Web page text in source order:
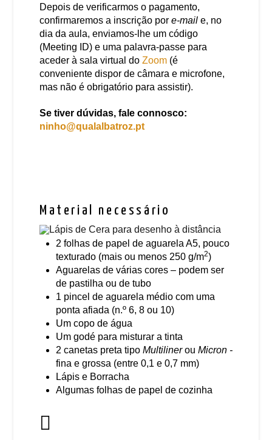
Depois de verificarmos o pagamento,
confirmaremos a inscrição pore-mail e, no
dia da aula, enviamos-lhe um código
(Meeting ID) e uma palavra-passe para
aceder à sala virtual doZoom (é
conveniente dispor de câmara e microfone,
mas não é obrigatório para assistir).
Se tiver dúvidas, fale connosco:
ninho@qualalbatroz.pt
Material necessário
2 folhas de papel de aguarela A5, pouco
texturado (mais ou menos 250 g/m2)
Aguarelas de várias cores – podem ser
de pastilha ou de tubo
1 pincel de aguarela médio com uma
ponta afiada (n.º 6, 8 ou 10)
Um copo de água
Um godé para misturar a tinta
2 canetas preta tipo Multilinerou Micron -
fina e grossa (entre 0,1 e 0,7 mm)
Lápis e Borracha
Algumas folhas de papel de cozinha